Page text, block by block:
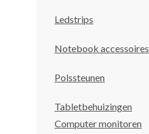
Ledstrips
Notebook accessoires
Polssteunen
Tabletbehuizingen
Computer monitoren